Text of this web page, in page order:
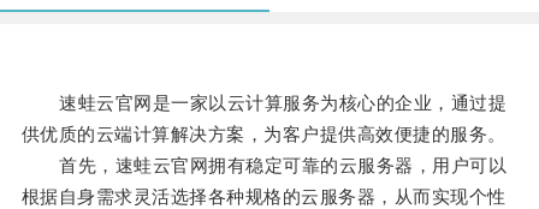
速蛙云官网是一家以云计算服务为核心的企业，通过提
供优质的云端计算解决方案，为客户提供高效便捷的服务。
首先，速蛙云官网拥有稳定可靠的云服务器，用户可以
根据自身需求灵活选择各种规格的云服务器，从而实现个性